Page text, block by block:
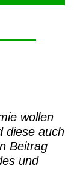
wollen
diese auch
Beitrag
und